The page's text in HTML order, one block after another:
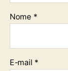
Nome *
E-mail *